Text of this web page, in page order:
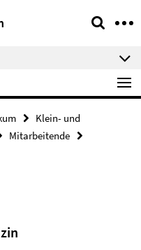
Klein- und
Mitarbeitende